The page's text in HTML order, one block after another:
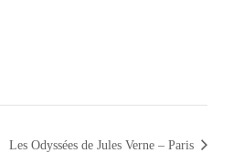
Les Odyssées de Jules Verne – Paris